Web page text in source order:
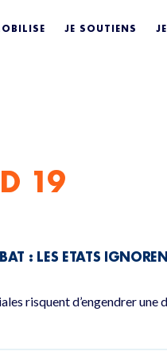
JE SOUTIENS
19
: LES ETATS
risquent d’engendrer une